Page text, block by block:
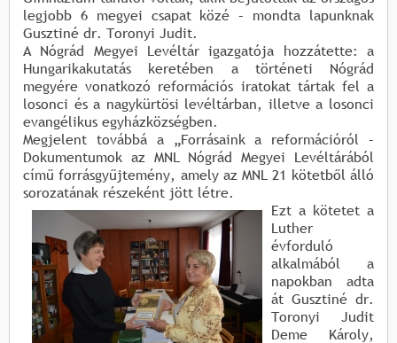
legjobb 6 megyei csapat közé – mondta lapunknak
Gusztiné dr. Toronyi Judit.
A Nógrád Megyei Levéltár igazgatója hozzátette: a
Hungarikakutatás keretében a történeti Nógrád
megyére vonatkozó reformációs iratokat tártak fel a
losonci és a nagykürtösi levéltárban, illetve a losonci
evangélikus egyházközségben.
Megjelent továbbá a „Forrásaink a reformációról –
Dokumentumok az MNL Nógrád Megyei Levéltárából
című forrásgyűjtemény, amely az MNL 21 kötetből álló
sorozatának részeként jött létre.
Ezt a kötetet a
Luther
évforduló
alkalmából a
napokban adta
át Gusztiné dr.
Toronyi Judit
Deme Károly,